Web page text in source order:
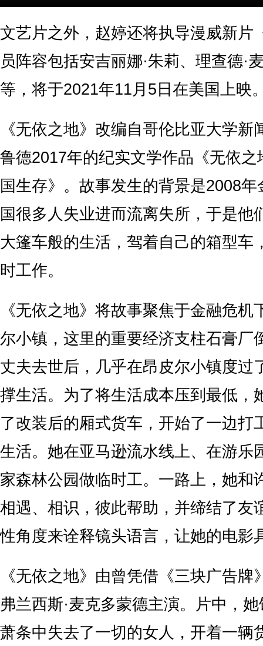
文艺片之外，赵婷还将执导漫威新片
员阵容包括安吉丽娜·朱莉、理查德·
等，将于2021年11月5日在美国上映
《无依之地》改编自哥伦比亚大学新
鲁德2017年的纪实文学作品《无依
国生存》。故事发生的背景是2008
国很多人失业进而流离失所，于是他
大篷车般的生活，驾着自己的箱型车
时工作。
《无依之地》将故事聚焦于金融危
尔小镇，这里的重要经济支柱石膏厂
丈夫去世后，几乎在昂皮尔小镇度过
撑生活。为了将生活成本压到最低，
了改装后的厢式货车，开始了一边打
生活。她在亚马逊流水线上、在游乐
家森林公园做临时工。一路上，她和
相遇、相识，彼此帮助，并缔结了友
性角度来诠释镜头语言，让她的电影
《无依之地》由曾凭借《三块广告
弗兰西斯·麦克多蒙德主演。片中，
萧条中失去了一切的女人，开着一辆